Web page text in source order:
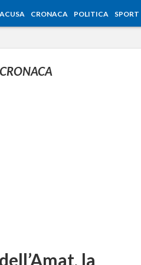
CRONACA POLITICA SPORT
la